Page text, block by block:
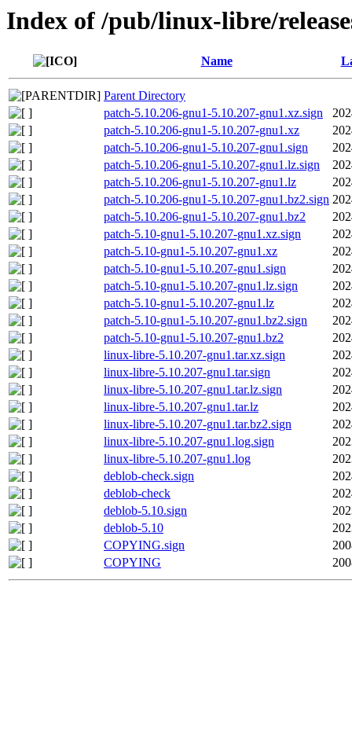
Index of /pub/linux-libre/
Name
Parent Directory
patch-5.10.206-gnu1-5.10.207-gnu1.xz.sign
patch-5.10.206-gnu1-5.10.207-gnu1.xz
patch-5.10.206-gnu1-5.10.207-gnu1.sign
patch-5.10.206-gnu1-5.10.207-gnu1.lz.sign
patch-5.10.206-gnu1-5.10.207-gnu1.lz
patch-5.10.206-gnu1-5.10.207-gnu1.bz2.sign
patch-5.10.206-gnu1-5.10.207-gnu1.bz2
patch-5.10-gnu1-5.10.207-gnu1.xz.sign
patch-5.10-gnu1-5.10.207-gnu1.xz
patch-5.10-gnu1-5.10.207-gnu1.sign
patch-5.10-gnu1-5.10.207-gnu1.lz.sign
patch-5.10-gnu1-5.10.207-gnu1.lz
patch-5.10-gnu1-5.10.207-gnu1.bz2.sign
patch-5.10-gnu1-5.10.207-gnu1.bz2
linux-libre-5.10.207-gnu1.tar.xz.sign
linux-libre-5.10.207-gnu1.tar.sign
linux-libre-5.10.207-gnu1.tar.lz.sign
linux-libre-5.10.207-gnu1.tar.lz
linux-libre-5.10.207-gnu1.tar.bz2.sign
linux-libre-5.10.207-gnu1.log.sign
linux-libre-5.10.207-gnu1.log
deblob-check.sign
deblob-check
deblob-5.10.sign
deblob-5.10
COPYING.sign
COPYING